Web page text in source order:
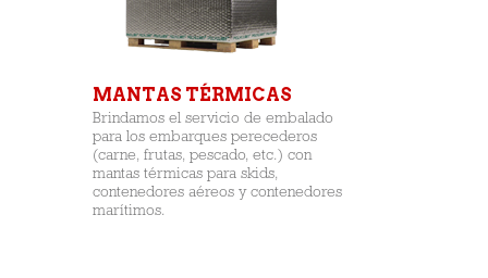
MANTAS TÉRMICAS
Brindamos el servicio de embalado
para los embarques perecederos
(carne, frutas, pescado, etc.) con
mantas térmicas para skids,
contenedores aéreos y contenedores
marítimos.